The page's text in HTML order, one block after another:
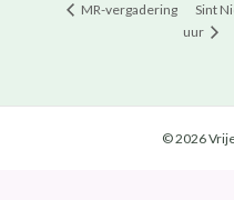
MR-vergadering
Sint
uur
© 2026